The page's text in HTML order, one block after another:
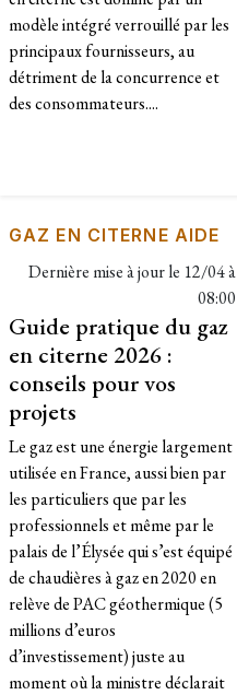
modèle intégré verrouillé par les
principaux fournisseurs, au
détriment de la concurrence et
des consommateurs....
GAZ EN CITERNE AIDE
Dernière mise à jour le 12/04 à
08:00
Guide pratique du gaz
en citerne 2026 :
conseils pour vos
projets
Le gaz est une énergie largement
utilisée en France, aussi bien par
les particuliers que par les
professionnels et même par le
palais de l’Élysée qui s’est équipé
de chaudières à gaz en 2020 en
relève de PAC géothermique (5
millions d’euros
d’investissement) juste au
moment où la ministre déclarait